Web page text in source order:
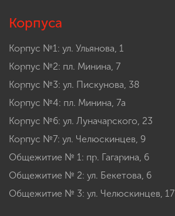
Корпуса
Корпус №1: ул. Ульянова, 1
Корпус №2: пл. Минина, 7
Корпус №3: ул. Пискунова, 38
Корпус №4: пл. Минина, 7а
Корпус №6: ул. Луначарского, 23
Корпус №7: ул. Челюскинцев, 9
Общежитие № 1: пр. Гагарина, 6
Общежитие № 2: ул. Бекетова, 6
Общежитие № 3: ул. Челюскинцев, 17